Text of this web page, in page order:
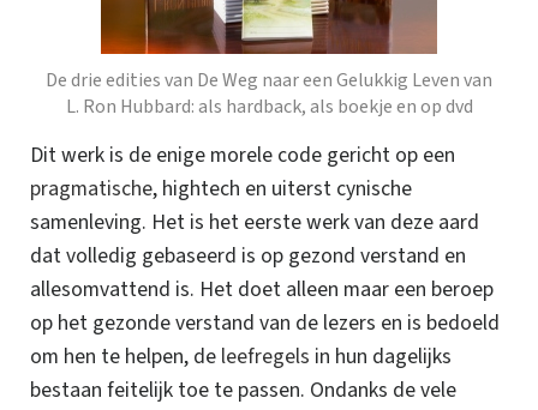
De drie edities van DeWeg naar een Gelukkig Levenvan
L. Ron Hubbard: als hardback, als boekje en op dvd
Dit werk is de enige morele code gericht op een
pragmatische, hightech en uiterst cynische
samenleving. Het is het eerste werk van deze aard
dat volledig gebaseerd is op gezond verstand en
allesomvattend is. Het doet alleen maar een beroep
op het gezonde verstand van de lezers en is bedoeld
om hen te helpen, de leefregels in hun dagelijks
bestaan feitelijk toe te passen. Ondanks de vele